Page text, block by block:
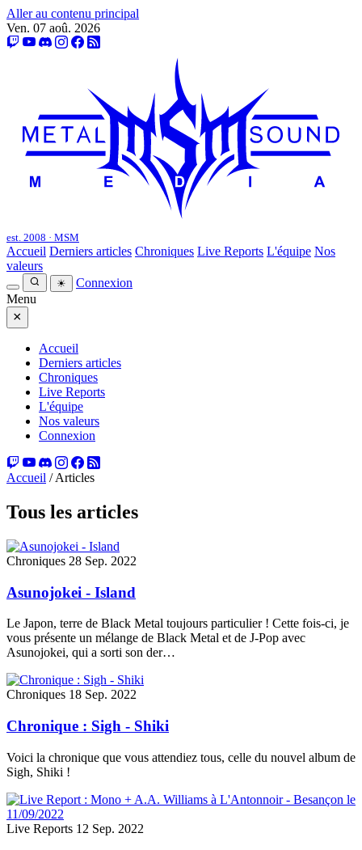
Aller au contenu principal
Ven. 07 aoû. 2026
est. 2008 · MSM
Accueil Derniers articles Chroniques Live Reports L'équipe Nos
valeurs
☀
Connexion
Menu
×
Accueil
Derniers articles
Chroniques
Live Reports
L'équipe
Nos valeurs
Connexion
Accueil / Articles
Tous les articles
Chroniques 28 Sep. 2022
Asunojokei - Island
Le Japon, terre de Black Metal toujours particulier ! Cette fois-ci, je
vous présente un mélange de Black Metal et de J-Pop avec
Asunojokei, qui a sorti son der…
Chroniques 18 Sep. 2022
Chronique : Sigh - Shiki
Voici la chronique que vous attendiez tous, celle du nouvel album de
Sigh, Shiki !
Live Reports 12 Sep. 2022